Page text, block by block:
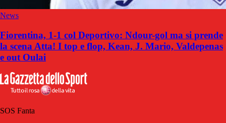
News
Fiorentina, 1-1 col Deportivo: Ndour-gol ma si prende
la scena Atta! I top e flop, Kean, J. Mario, Valdepenas
e out Oulai
SOS Fanta